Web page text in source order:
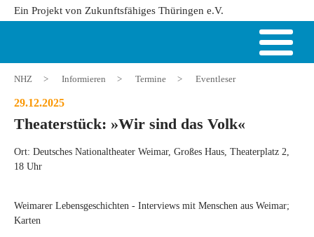
Ein Projekt von Zukunftsfähiges Thüringen e.V.
NHZ > Informieren > Termine > Eventleser
29.12.2025
Theaterstück: »Wir sind das Volk«
Ort: Deutsches Nationaltheater Weimar, Großes Haus, Theaterplatz 2,
18 Uhr
Weimarer Lebensgeschichten - Interviews mit Menschen aus Weimar;
Karten